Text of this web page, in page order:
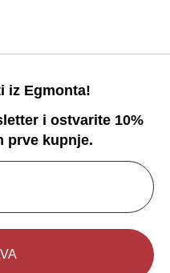
iz Egmonta!
i ostvarite 10%
prve kupnje.